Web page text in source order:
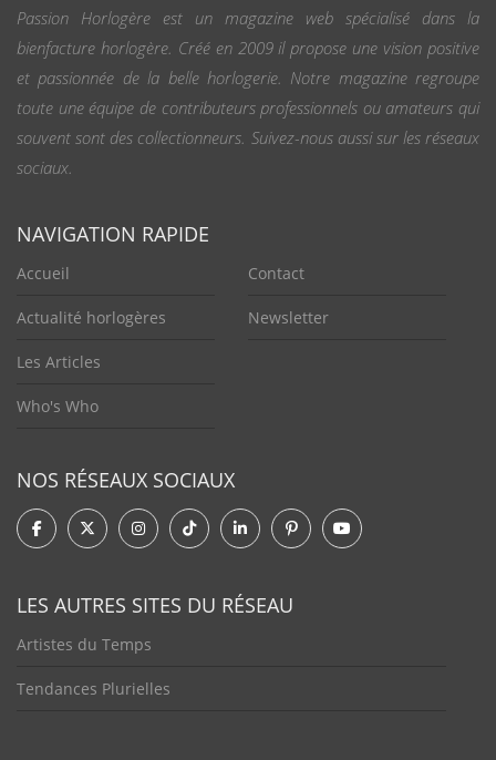
Passion Horlogère est un magazine web spécialisé dans la
bienfacture horlogère. Créé en 2009 il propose une vision positive
et passionnée de la belle horlogerie. Notre magazine regroupe
toute une équipe de contributeurs professionnels ou amateurs qui
souvent sont des collectionneurs. Suivez-nous aussi sur les réseaux
sociaux.
NAVIGATION RAPIDE
Accueil
Actualité horlogères
Les Articles
Who's Who
Contact
Newsletter
NOS RÉSEAUX SOCIAUX
LES AUTRES SITES DU RÉSEAU
Artistes du Temps
Tendances Plurielles